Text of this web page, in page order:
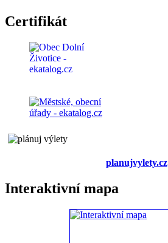
Certifikát
planujvylety.cz
Interaktivní mapa